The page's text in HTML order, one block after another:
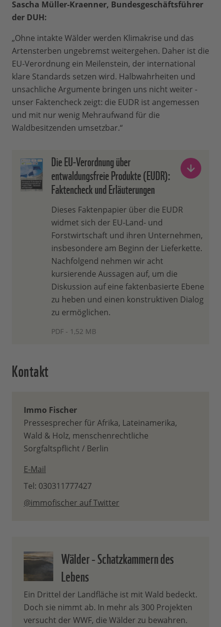
Sascha Müller-Kraenner, Bundesgeschäftsführer
der DUH:
„Ohne intakte Wälder werden Klimakrise und das
Artensterben ungebremst weitergehen. Daher ist die
EU-Verordnung ein Meilenstein, der international
klare Standards setzen wird. Halbwahrheiten und
unsachliche Argumente bringen uns nicht weiter -
unser Faktencheck zeigt: die EUDR ist angemessen
und mit nur wenig Mehraufwand für die
Waldbesitzenden umsetzbar.“
Die EU-Verordnung über
entwaldungsfreie Produkte (EUDR):
Faktencheck und Erläuterungen
Dieses Faktenpapier über die EUDR
widmet sich der EU-Land- und
Forstwirtschaft und ihren Unternehmen,
insbesondere am Beginn der Lieferkette.
Nachfolgend nehmen wir acht
kursierende Aussagen auf, um die
Diskussion auf eine faktenbasierte Ebene
zu heben und einen konstruktiven Dialog
zu ermöglichen.
PDF - 1,52 MB
Kontakt
Immo Fischer
Pressesprecher für Afrika, Lateinamerika,
Wald & Holz, menschenrechtliche
Sorgfaltspflicht / Berlin
E-Mail
Tel: 030311777427
@immofischer auf Twitter
Wälder - Schatzkammern des
Lebens
Ein Drittel der Landfläche ist mit Wald bedeckt.
Doch sie nimmt ab. In mehr als 300 Projekten
versucht der WWF, die Wälder zu bewahren.